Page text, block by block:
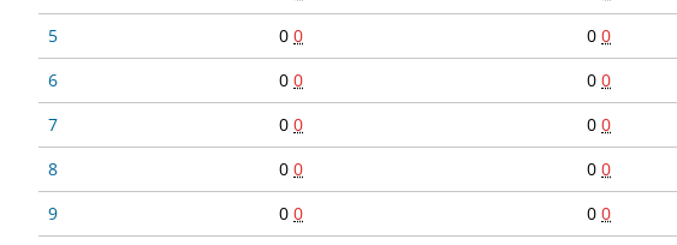
5
0 0 0 0
6
0 0 0 0
7
0 0 0 0
8
0 0 0 0
9
0 0 0 0